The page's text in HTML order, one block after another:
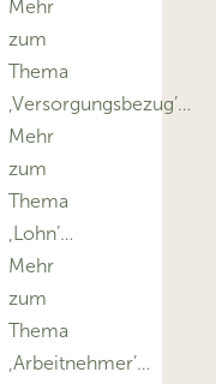
Mehr
zum
Thema
‚Versorgungsbezug’…
Mehr
zum
Thema
‚Lohn’…
Mehr
zum
Thema
‚Arbeitnehmer’…